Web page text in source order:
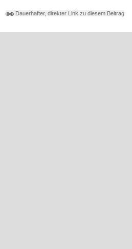
Dauerhafter, direkter Link zu diesem Beitrag